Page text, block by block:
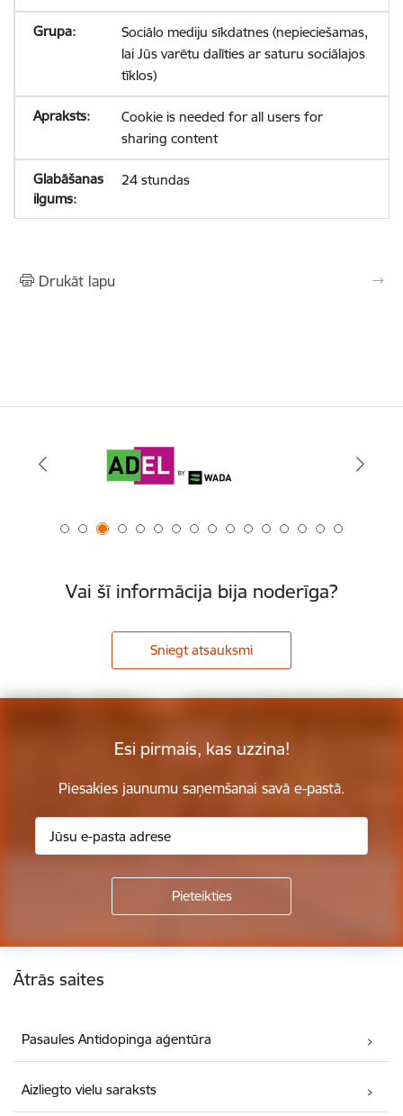
Sociālo mediju sīkdatnes (nepieciešamas,
lai Jūs varētu dalīties ar saturu sociālajos
tīklos)
Cookie is needed for all users for
sharing content
24 stundas
Drukāt lapu
Vai šī informācija bija noderīga?
Sniegt atsauksmi
Esi pirmais, kas uzzina!
Piesakies jaunumu saņemšanai savā e-pastā.
Ātrās saites
Pasaules Antidopinga aģentūra
Aizliegto vielu saraksts